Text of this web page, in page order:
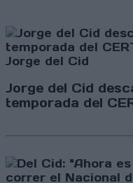
Jorge del Cid
Jorge del Cid
temporada del